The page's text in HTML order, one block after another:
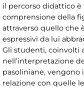
il percorso didattico è
comprensione della
attraverso quello che
espressivi da lui
Gli studenti, coinvolti
nell’interpretazione
pasoliniane,
relazione con quelle